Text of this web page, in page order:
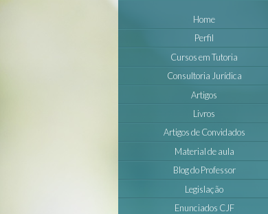
Home
Perfil
Cursos em Tutoria
Consultoria Jurídica
Artigos
Livros
Artigos de Convidados
Material de aula
Blog do Professor
Legislação
Enunciados CJF